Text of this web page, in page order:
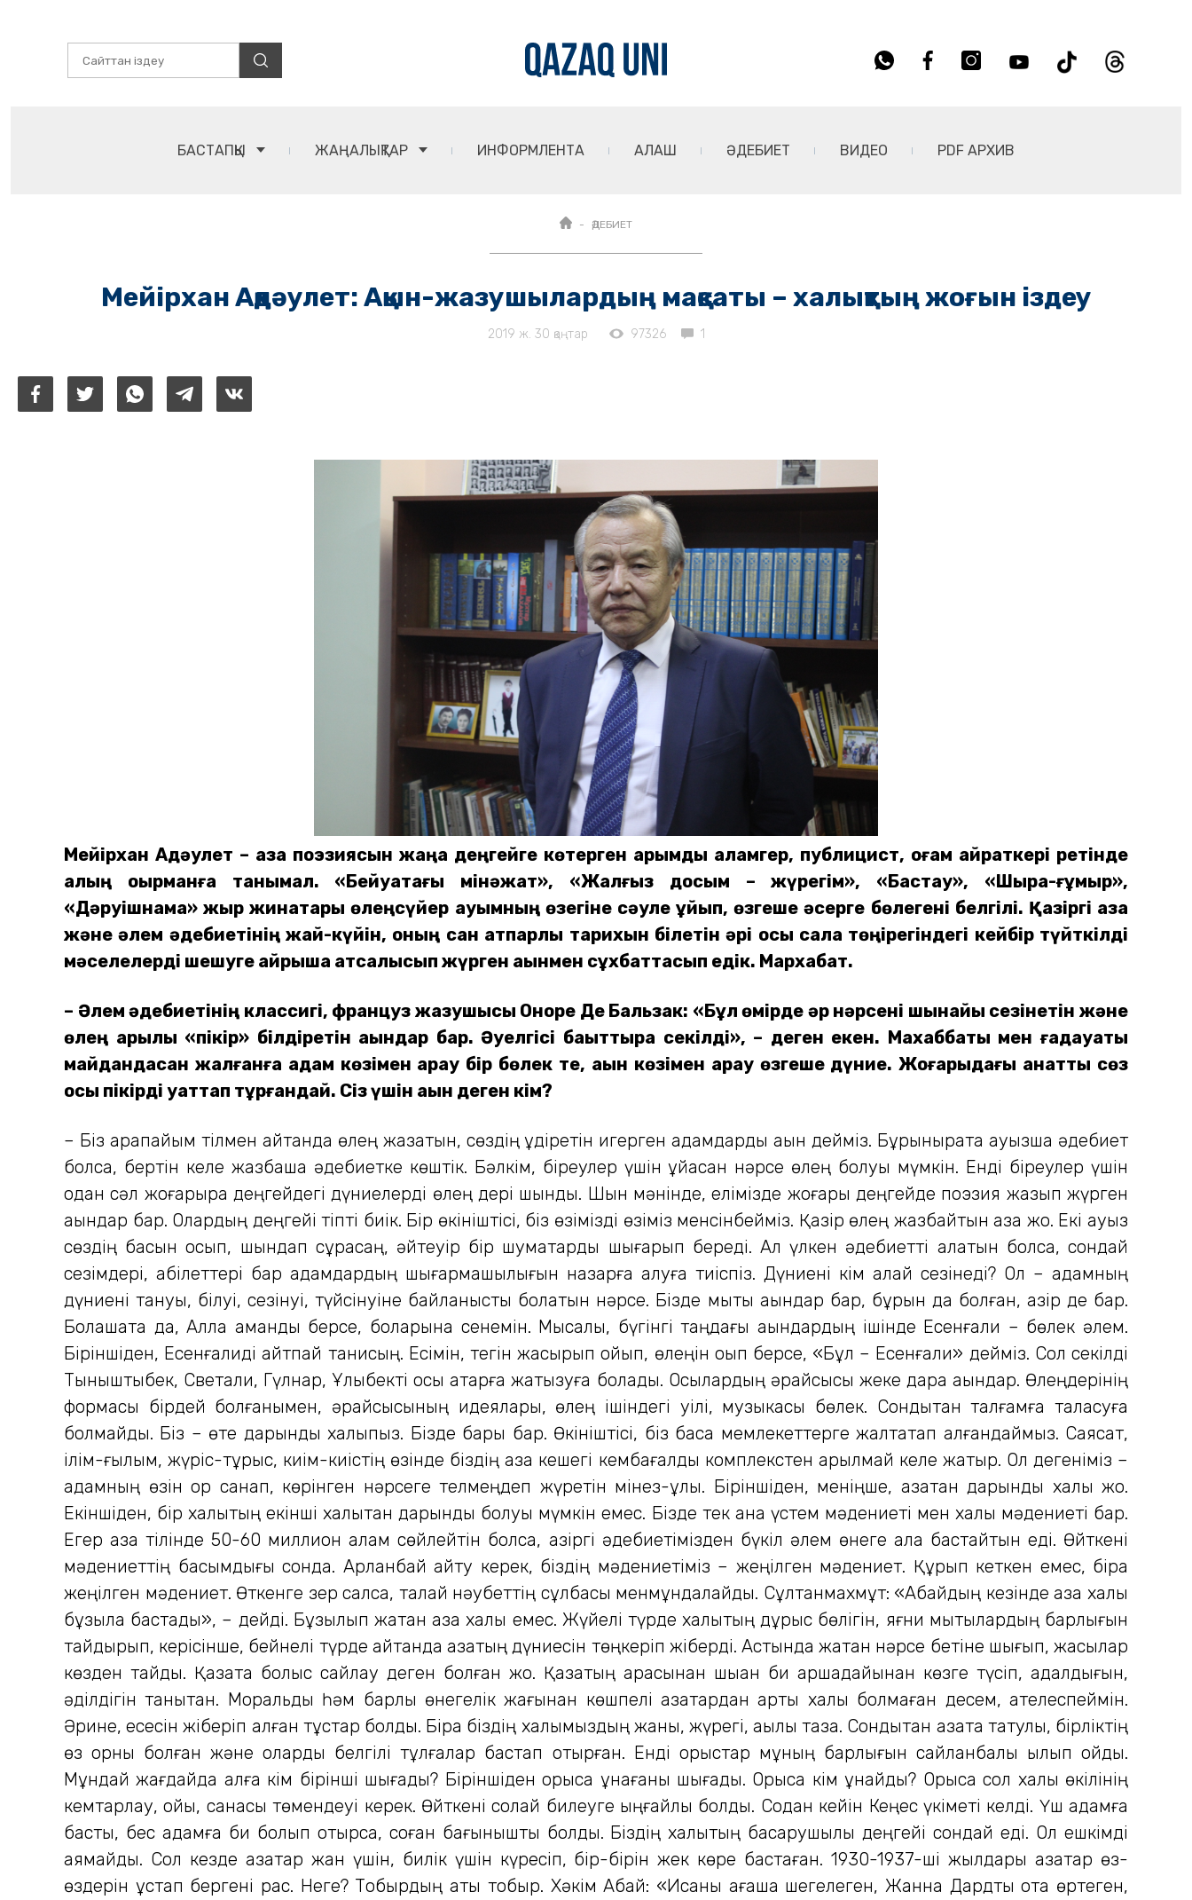
БАСТАПҚЫ ЖАҢАЛЫҚТАР ИНФОРМЛЕНТА АЛАШ ӘДЕБИЕТ ВИДЕО PDF АРХИВ
ӘДЕБИЕТ
Мейірхан Ақдәулет: Ақын-жазушылардың мақсаты – халықтың жоғын іздеу
2019 ж. 30 қаңтар 97326 1
Мейірхан Ақдәулет – қазақ поэзиясын жаңа деңгейге көтерген қарымды қаламгер, публицист, қоғам қайраткері ретінде
қалың оқырманға танымал. «Бейуақтағы мінәжат», «Жалғыз досым – жүрегім», «Бастау», «Шырақ-ғұмыр»,
«Дәруішнама» жыр жинақтары өлеңсүйер қауымның өзегіне сәуле құйып, өзгеше әсерге бөлегені белгілі. Қазіргі қазақ
және әлем әдебиетінің жай-күйін, оның сан қатпарлы тарихын білетін әрі осы сала төңірегіндегі кейбір түйткілді
мәселелерді шешуге айрықша атсалысып жүрген ақынмен сұхбаттасып едік. Мархабат.
– Әлем әдебиетінің классигі, француз жазушысы Оноре Де Бальзак: «Бұл өмірде әр нәрсені шынайы сезінетін және
өлең арқылы «пікір» білдіретін ақындар бар. Әуелгісі бақыттырақ секілді», – деген екен. Махаббаты мен ғадауаты
майдандасқан жалғанға адам көзімен қарау бір бөлек те, ақын көзімен қарау өзгеше дүние. Жоғарыдағы қанатты сөз
осы пікірді қуаттап тұрғандай. Сіз үшін ақын деген кім?
– Біз қарапайым тілмен айтқанда өлең жазатын, сөздің құдіретін игерген адамдарды ақын дейміз. Бұрынырақта ауызша әдебиет
болса, бертін келе жазбаша әдебиетке көштік. Бәлкім, біреулер үшін ұйқасқан нәрсе өлең болуы мүмкін. Енді біреулер үшін
одан сәл жоғарырақ деңгейдегі дүниелерді өлең дері шындық. Шын мәнінде, елімізде жоғары деңгейде поэзия жазып жүрген
ақындар бар. Олардың деңгейі тіпті биік. Бір өкініштісі, біз өзімізді өзіміз менсінбейміз. Қазір өлең жазбайтын қазақ жоқ. Екі ауыз
сөздің басын қосып, шындап сұрасаң, әйтеуір бір шумақтарды шығарып береді. Ал үлкен әдебиетті алатын болсақ, сондай
сезімдері, қабілеттері бар адамдардың шығармашылығын назарға алуға тиіспіз. Дүниені кім қалай сезінеді? Ол – адамның
дүниені тануы, білуі, сезінуі, түйсінуіне байланысты болатын нәрсе. Бізде мықты ақындар бар, бұрын да болған, қазір де бар.
Болашақта да, Алла амандық берсе, боларына сенемін. Мысалы, бүгінгі таңдағы ақындардың ішінде Есенғали – бөлек әлем.
Біріншіден, Есенғалиді айтпай танисың. Есімін, тегін жасырып қойып, өлеңін оқып берсе, «Бұл – Есенғали» дейміз. Сол секілді
Тыныштықбек, Светқали, Гүлнар, Ұлықбекті осы қатарға жатқызуға болады. Осылардың әрқайсысы жеке дара ақындар. Өлеңдерінің
формасы бірдей болғанымен, әрқайсысының идеялары, өлең ішіндегі уілі, музыкасы бөлек. Сондықтан талғамға таласуға
болмайды. Біз – өте дарынды халықпыз. Бізде бары бар. Өкініштісі, біз басқа мемлекеттерге жалтақтап қалғандаймыз. Саясат,
ілім-ғылым, жүріс-тұрыс, киім-киістің өзінде біздің қазақ кешегі кембағалдық комплекстен арылмай келе жатыр. Ол дегеніміз –
адамның өзін қор санап, көрінген нәрсеге телмеңдеп жүретін мінез-құлық. Біріншіден, меніңше, қазақтан дарынды халық жоқ.
Екіншіден, бір халықтың екінші халықтан дарынды болуы мүмкін емес. Бізде тек қана үстем мәдениеті мен халық мәдениеті бар.
Егер қазақ тілінде 50-60 миллион алам сөйлейтін болса, қазіргі әдебиетімізден бүкіл әлем өнеге ала бастайтын еді. Өйткені
мәдениеттің басымдығы сонда. Арланбай айту керек, біздің мәдениетіміз – жеңілген мәдениет. Құрып кеткен емес, бірақ
жеңілген мәдениет. Өткенге зер салсақ, талай нәубеттің сұлбасы менмұндалайды. Сұлтанмахмұт: «Абайдың кезінде қазақ халқы
бұзыла бастады», – дейді. Бұзылып жатқан қазақ халқы емес. Жүйелі түрде халықтың дұрыс бөлігін, яғни мықтылардың барлығын
тайдырып, керісінше, бейнелі түрде айтқанда қазақтың дүниесін төңкеріп жіберді. Астында жатқан нәрсе бетіне шығып, жақсылар
көзден тайды. Қазақта болыс сайлау деген болған жоқ. Қазақтың арасынан шыққан би қаршадайынан көзге түсіп, адалдығын,
әділдігін танытқан. Моральдық һәм барлық өнегелік жағынан көшпелі қазақтардан артық халық болмаған десем, қателеспеймін.
Әрине, есесін жіберіп алған тұстар болды. Бірақ біздің халқымыздың жаны, жүрегі, ақылы таза. Сондықтан қазақта татулық, бірліктің
өз орны болған және оларды белгілі тұлғалар бастап отырған. Енді орыстар мұның барлығын сайланбалы қылып қойды.
Мұндай жағдайда алға кім бірінші шығады? Біріншіден орысқа ұнағаны шығады. Орысқа кім ұнайды? Орысқа сол халық өкілінің
кемтарлау, ойы, санасы төмендеуі керек. Өйткені солай билеуге ыңғайлы болды. Содан кейін Кеңес үкіметі келді. Үш адамға
бастық, бес адамға би болып отырса, соған бағынышты болды. Біздің халықтың басқарушылық деңгейі сондай еді. Ол ешкімді
аямайды. Сол кезде қазақтар жан үшін, билік үшін күресіп, бір-бірін жек көре бастаған. 1930-1937-ші жылдары қазақтар өз-
өздерін ұстап бергені рас. Неге? Тобырдың аты тобыр. Хәкім Абай: «Исаны ағашқа шегелеген, Жанна Дардты отқа өртеген,